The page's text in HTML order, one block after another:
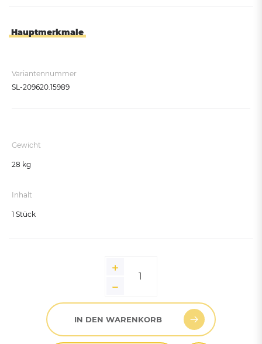
Rost-Corten-Aspekt
Enzianblau RAL 5010
Schokoladenbraun RAL 8017
Hauptmerkmale
Variantennummer
SL-209620.15989
Gewicht
28 kg
Inhalt
1 Stück
IN DEN WARENKORB